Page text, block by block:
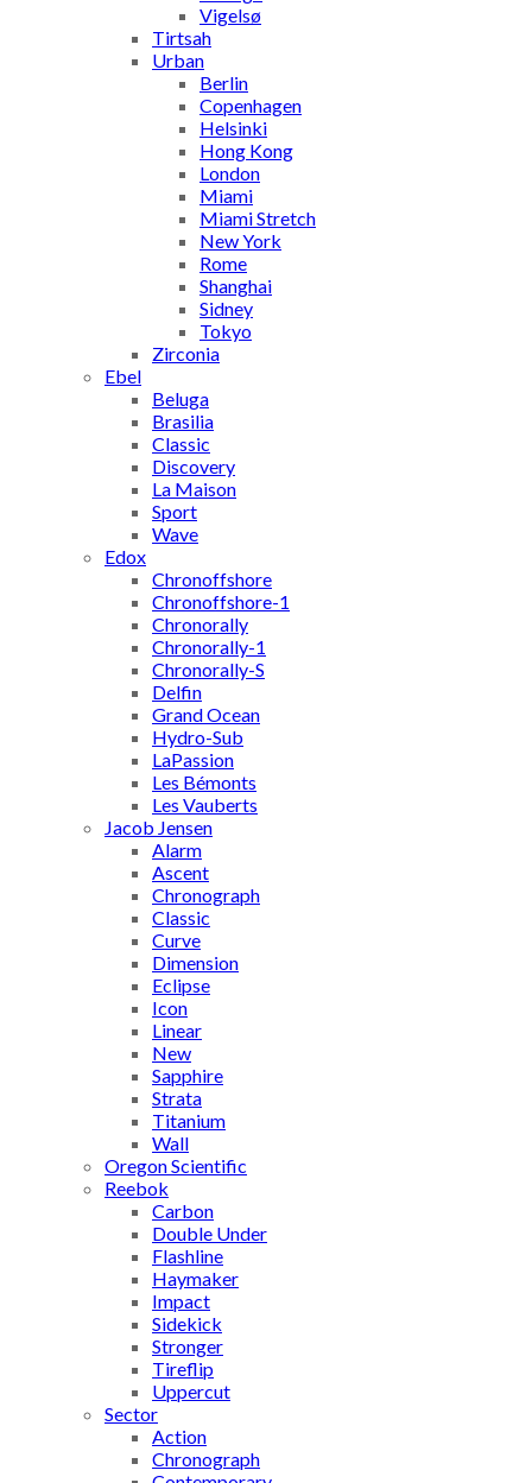
Vigelsø
Tirtsah
Urban
Berlin
Copenhagen
Helsinki
Hong Kong
London
Miami
Miami Stretch
New York
Rome
Shanghai
Sidney
Tokyo
Zirconia
Ebel
Beluga
Brasilia
Classic
Discovery
La Maison
Sport
Wave
Edox
Chronoffshore
Chronoffshore-1
Chronorally
Chronorally-1
Chronorally-S
Delfin
Grand Ocean
Hydro-Sub
LaPassion
Les Bémonts
Les Vauberts
Jacob Jensen
Alarm
Ascent
Chronograph
Classic
Curve
Dimension
Eclipse
Icon
Linear
New
Sapphire
Strata
Titanium
Wall
Oregon Scientific
Reebok
Carbon
Double Under
Flashline
Haymaker
Impact
Sidekick
Stronger
Tireflip
Uppercut
Sector
Action
Chronograph